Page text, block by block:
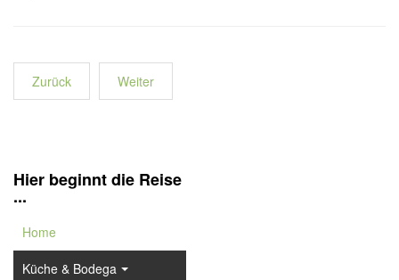
Zurück Weiter
Hier beginnt die Reise
...
Home
Küche & Bodega